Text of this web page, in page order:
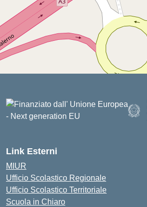
Link Esterni
MIUR
Ufficio Scolastico Regionale
Ufficio Scolastico Territoriale
Scuola in Chiaro